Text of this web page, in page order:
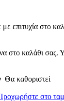
επιτυχία στο
στο καλάθι σας.
Θα καθοριστεί
στο